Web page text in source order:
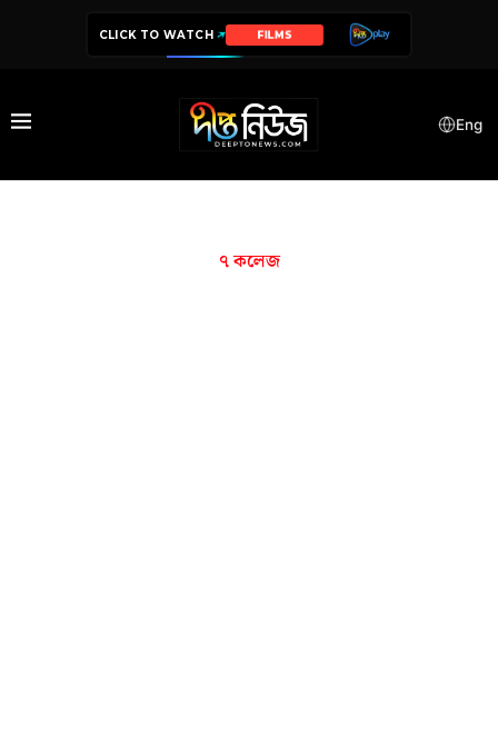
CLICK TO WATCH FILMS
Eng
৭ কলেজ